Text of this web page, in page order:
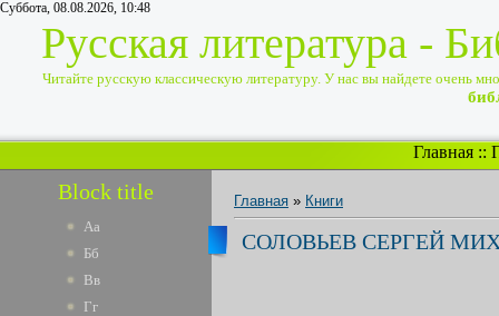
Суббота, 08.08.2026, 10:48
Русская литература -
Читайте русскую классическую литературу. У нас вы найдете очень
Главная ::
Block title
Аа
Бб
Вв
Гг
Главная » Книги
СОЛОВЬЕВ СЕРГЕЙ